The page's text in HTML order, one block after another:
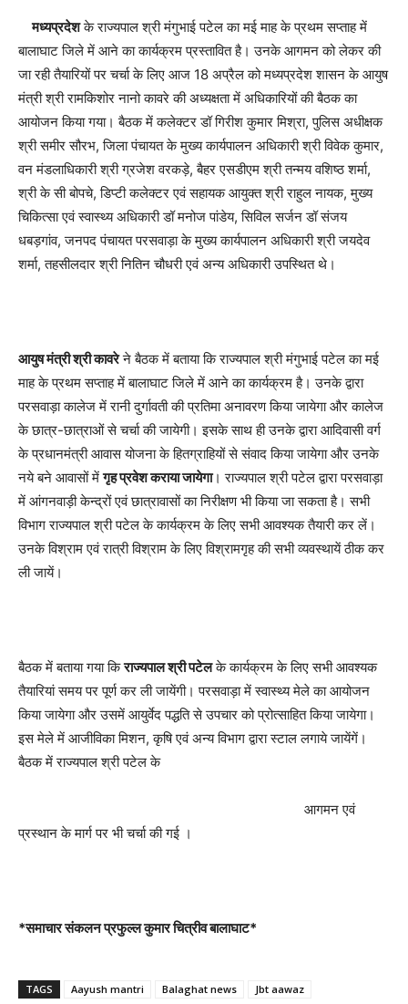
मध्यप्रदेशके राज्यपाल श्री मंगुभाई पटेल का मई माह के प्रथम सप्ताह में
बालाघाट जिले में आने का कार्यक्रम प्रस्तावित है। उनके आगमन को लेकर की
जा रही तैयारियों पर चर्चा के लिए आज 18 अप्रैल को मध्यप्रदेश शासन के आयुष
मंत्री श्री रामकिशोर नानो कावरे की अध्यक्षता में अधिकारियों की बैठक का
आयोजन किया गया। बैठक में कलेक्टर डॉ गिरीश कुमार मिश्रा, पुलिस अधीक्षक
श्री समीर सौरभ, जिला पंचायत के मुख्य कार्यपालन अधिकारी श्री विवेक कुमार,
वन मंडलाधिकारी श्री ग्रजेश वरकड़े, बैहर एसडीएम श्री तन्मय वशिष्ठ शर्मा,
श्री के सी बोपचे, डिप्टी कलेक्टर एवं सहायक आयुक्त श्री राहुल नायक, मुख्य
चिकित्सा एवं स्वास्थ्य अधिकारी डॉ मनोज पांडेय, सिविल सर्जन डॉ संजय
धबड़गांव, जनपद पंचायत परसवाड़ा के मुख्य कार्यपालन अधिकारी श्री जयदेव
शर्मा, तहसीलदार श्री नितिन चौधरी एवं अन्य अधिकारी उपस्थित थे।
आयुष मंत्री श्री कावरेने बैठक में बताया कि राज्यपाल श्री मंगुभाई पटेल का मई
माह के प्रथम सप्ताह में बालाघाट जिले में आने का कार्यक्रम है। उनके द्वारा
परसवाड़ा कालेज में रानी दुर्गावती की प्रतिमा अनावरण किया जायेगा और कालेज
के छात्र-छात्राओं से चर्चा की जायेगी। इसके साथ ही उनके द्वारा आदिवासी वर्ग
के प्रधानमंत्री आवास योजना के हितग्राहियों से संवाद किया जायेगा और उनके
नये बने आवासों मेंगृह प्रवेश कराया जायेगा। राज्यपाल श्री पटेल द्वारा परसवाड़ा
में आंगनवाड़ी केन्द्रों एवं छात्रावासों का निरीक्षण भी किया जा सकता है। सभी
विभाग राज्यपाल श्री पटेल के कार्यक्रम के लिए सभी आवश्यक तैयारी कर लें।
उनके विश्राम एवं रात्री विश्राम के लिए विश्रामगृह की सभी व्यवस्थायें ठीक कर
ली जायें।
बैठक में बताया गया किराज्यपाल श्री पटेलके कार्यक्रम के लिए सभी आवश्यक
तैयारियां समय पर पूर्ण कर ली जायेंगी। परसवाड़ा में स्वास्थ्य मेले का आयोजन
किया जायेगा और उसमें आयुर्वेद पद्धति से उपचार को प्रोत्साहित किया जायेगा।
इस मेले में आजीविका मिशन, कृषि एवं अन्य विभाग द्वारा स्टाल लगाये जायेंगें।
बैठक में राज्यपाल श्री पटेल के
आगमन एवं
प्रस्थान के मार्ग पर भी चर्चा की गई ।
*समाचार संकलन प्रफुल्ल कुमार चित्रीव बालाघाट*
TAGS Aayush mantri Balaghat news
Jbt aawaz